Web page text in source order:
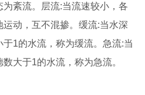
紊流。层流:当流速较小，各
动，互不混掺。缓流:当水深
1的水流，称为缓流。急流:当
大于1的水流，称为急流。